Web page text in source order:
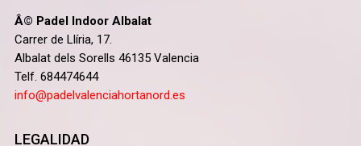
Â© Padel Indoor Albalat
Carrer de Llíria, 17.
Albalat dels Sorells 46135 Valencia
Telf. 684474644
info@padelvalenciahortanord.es
LEGALIDAD